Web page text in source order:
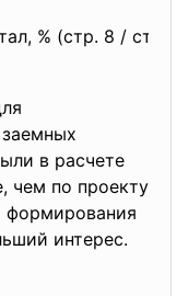
% (стр. 8 / стр.
в расчете
чем по проекту
формирования
интерес.